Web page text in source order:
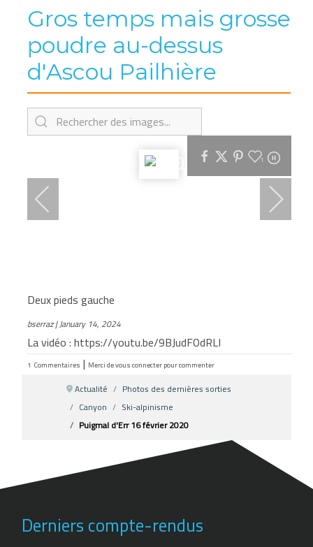
Gros temps mais grosse
poudre au-dessus
d'Ascou Pailhière
1
Deux pieds gauche
bserraz|January 14, 2024
La vidéo : https://youtu.be/9BJudFOdRLI
1 Commentaires | Merci de vous connecter pour commenter
Actualité
Photos des dernières sorties
Canyon
Ski-alpinisme
Puigmal d'Err 16 février 2020
Derniers compte-rendus